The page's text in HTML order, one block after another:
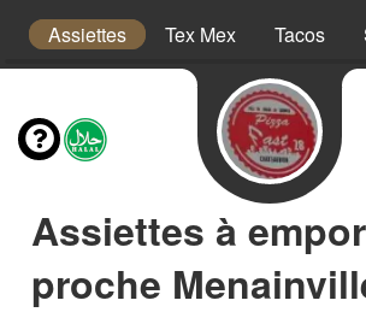
Assiettes Tex Mex Tacos
Assiettes à
proche